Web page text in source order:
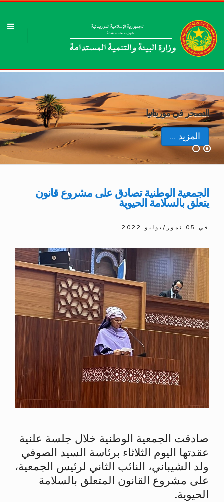
التصحر في موريتانيا
المزيد ...
الجمعية الوطنية تصادق على مشروع قانون
يتعلق بالسلامة الحيوية
في 05 تموز/يوليو 2022 . . .
صادقت الجمعية الوطنية خلال جلسة علنية
عقدتها اليوم الثلاثاء برئاسة السيد الصوفي
ولد الشيباني، النائب الثاني لرئيس الجمعية،
على مشروع القانون المتعلق بالسلامة
الحيوية.